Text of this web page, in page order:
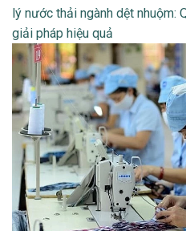
lý nước thải ngành dệt nhuộm:
giải pháp hiệu quả